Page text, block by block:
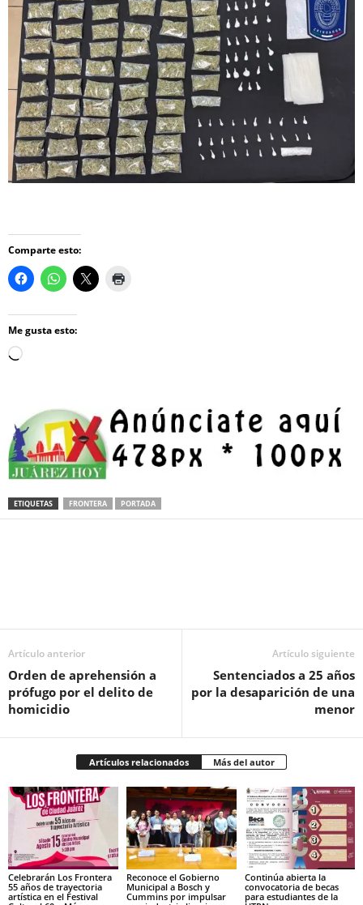
Comparte esto:
Me gusta esto:
Loading…
ETIQUETAS FRONTERA PORTADA
Artículo anterior
Orden de aprehensión a
prófugo por el delito de
homicidio
Artículo siguiente
Sentenciados a 25 años
por la desaparición de una
menor
Artículos relacionados Más del autor
Celebrarán Los Frontera
55 años de trayectoria
artística en el Festival
Reconoce el Gobierno
Municipal a Bosch y
Cummins por impulsar
Continúa abierta la
convocatoria de becas
para estudiantes de la